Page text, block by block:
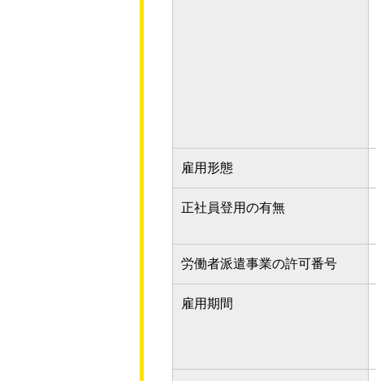
雇用形態
正社員登用の有無
労働者派遣事業の許可番号
雇用期間